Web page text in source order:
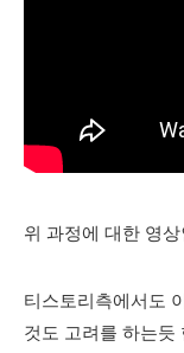
위 과정에 대한 영
티스토리측에서도
것도 고려를 하는듯